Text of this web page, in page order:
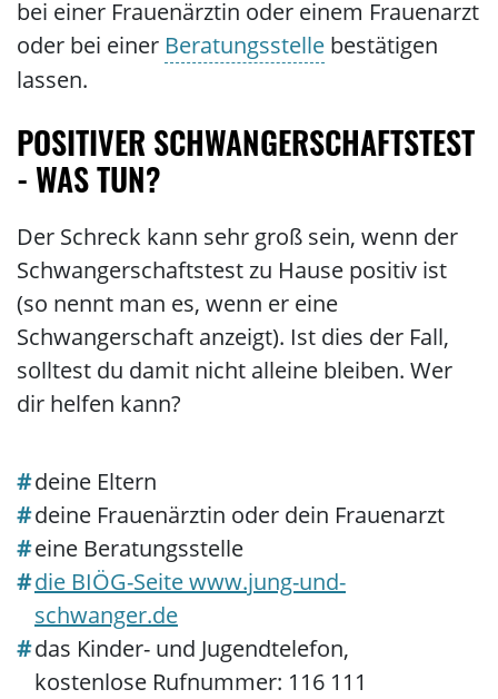
bei einer Frauenärztin oder einem Frauenarzt
oder bei einer Beratungsstelle bestätigen
lassen.
POSITIVER SCHWANGERSCHAFTSTEST
- WAS TUN?
Der Schreck kann sehr groß sein, wenn der
Schwangerschaftstest zu Hause positiv ist
(so nennt man es, wenn er eine
Schwangerschaft anzeigt). Ist dies der Fall,
solltest du damit nicht alleine bleiben. Wer
dir helfen kann?
deine Eltern
deine Frauenärztin oder dein Frauenarzt
eine Beratungsstelle
die BIÖG-Seite www.jung-und-
schwanger.de
das Kinder- und Jugendtelefon,
kostenlose Rufnummer: 116 111